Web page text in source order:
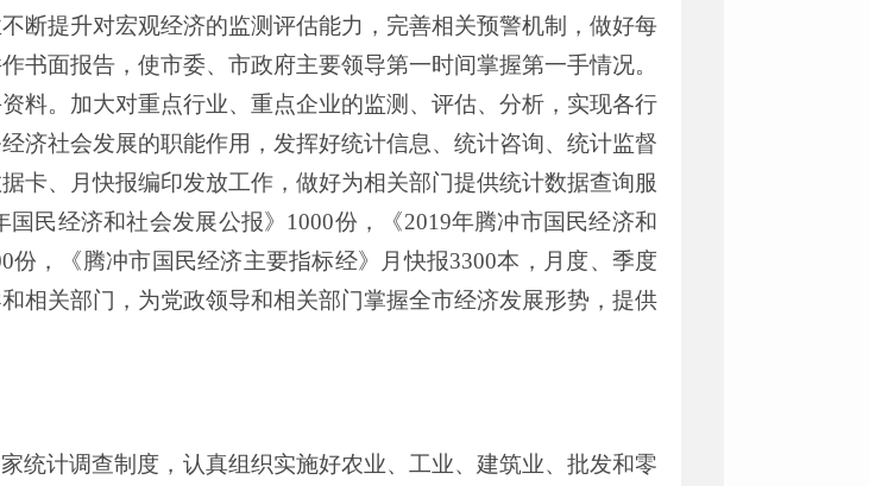
断提升对宏观经济的监测评估能力，完善相关预警机制，做好每
书面报告，使市委、市政府主要领导第一时间掌握第一手情况。
料。加大对重点行业、重点企业的监测、评估、分析，实现各行
济社会发展的职能作用，发挥好统计信息、统计咨询、统计监督
卡、月快报编印发放工作，做好为相关部门提供统计数据查询服
国民经济和社会发展公报》 1000份 ，《2019年腾冲市国民经济和
份 ，《腾冲市国民经济主要指标经》月快报3300本 ，月度、季度
相关部门，为党政领导和相关部门掌握全市经济发展形势，提供
统计调查制度，认真组织实施好农业、工业、建筑业、批发和零